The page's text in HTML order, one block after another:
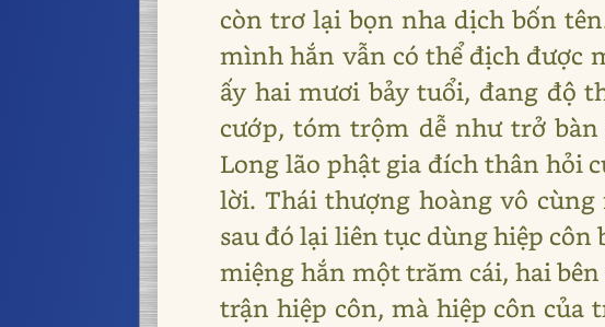
còn trơ lại bọn nha dịch bốn
mình hắn vẫn có thể địch được
ấy hai mươi bảy tuổi, đang độ
cướp, tóm trộm dễ như trở bàn
Long lão phật gia đích thân hỏi
lời. Thái thượng hoàng vô
sau đó lại liên tục dùng hiệp
miệng hắn một trăm cái, hai
trận hiệp côn, mà hiệp côn của